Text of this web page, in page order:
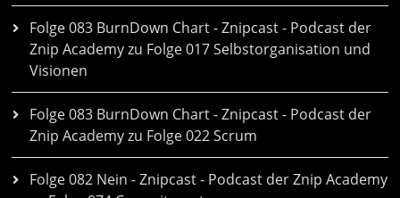
Folge 083 BurnDown Chart - Znipcast - Podcast der
Znip Academyzu Folge 017 Selbstorganisation und
Visionen
Folge 083 BurnDown Chart - Znipcast - Podcast der
Znip Academyzu Folge 022 Scrum
Folge 082 Nein - Znipcast - Podcast der Znip Academy